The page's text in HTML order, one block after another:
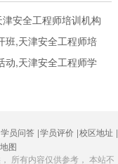
安全工程师培训机构
班,天津安全工程师培
动,天津安全工程师学
学员问答 |学员评价 |校区地址 |
图
所有内容仅供参考， 本站不